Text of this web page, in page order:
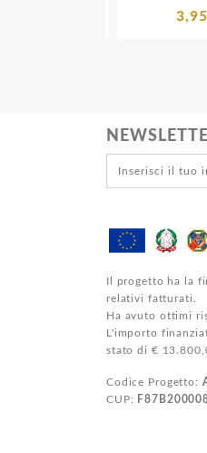
3,95€
Il progetto ha la
relativi fatturati.
Ha avuto ottimi
L'importo
stato di €
Codice Progetto:
CUP: